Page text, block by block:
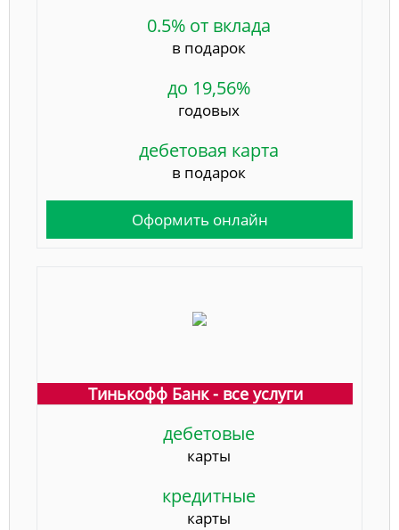
0.5% от вклада
в подарок
до 19,56%
годовых
дебетовая карта
в подарок
Оформить онлайн
Тинькофф Банк - все услуги
дебетовые
карты
кредитные
карты